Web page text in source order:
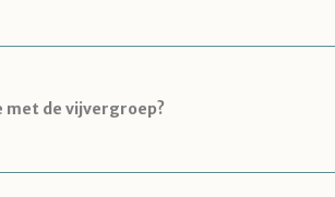
met de vijvergroep?